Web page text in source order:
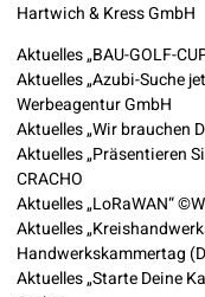
Hartwich & Kress GmbH
Aktuelles „BAU-GOLF-
Aktuelles „Azubi-Suche
Werbeagentur GmbH
Aktuelles „Wir brauchen
Aktuelles „Präsentieren
CRACHO
Aktuelles „LoRaWAN“
Aktuelles
Handwerkskammertag
Aktuelles „Starte Deine